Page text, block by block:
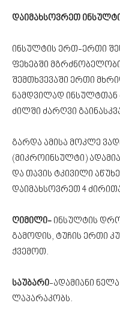
დაიმახსოვრეთ
ინსულტის ერთ-ერთი
ფეხებში
შემთხვევაში ერთი
ნამდვილად ინსულტთან
ძილში ძარღვი
გარდა ამისა მოკლე
(მიკროინსულტი)
და თავის ტკივილი
დაიმახსოვრეთ 4
ღიმილი- ინსულტის
გამოდის, ტუჩის ერთი
ქვემოთ.
საუბარი-ადამიანი
ლაპარაკობს.